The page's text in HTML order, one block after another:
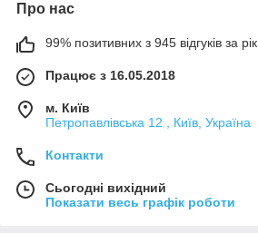
Про нас
99% позитивних з 945 відгуків за рік
Працює з 16.05.2018
м. Київ
Петропавлівська 12 , Київ, Україна
Контакти
Сьогодні вихідний
Показати весь графік роботи